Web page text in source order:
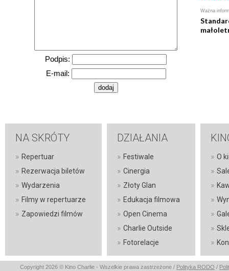
Podpis:
E-mail:
Ważna
NA SKRÓTY
» Repertuar
» Rezerwacja biletów
» Wydarzenia
» Filmy w repertuarze
» Zapowiedzi filmów
DZIAŁANIA
» Festiwale
» Cinergia
» Złoty Glan
» Edukacja filmowa
» Open Cinema
» Charlie Outside
» Fotorelacje
» O
»
»
»
»
»
»
Copyright 2026 © Kino Charlie - Wszelkie prawa zastrzeżone / Polityka RODO /